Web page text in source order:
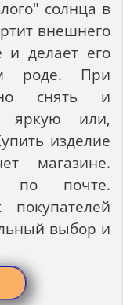
солнца в
внешнего
и делает его
роде. При
снять и
яркую или,
изделие
магазине.
по почте.
выбор и